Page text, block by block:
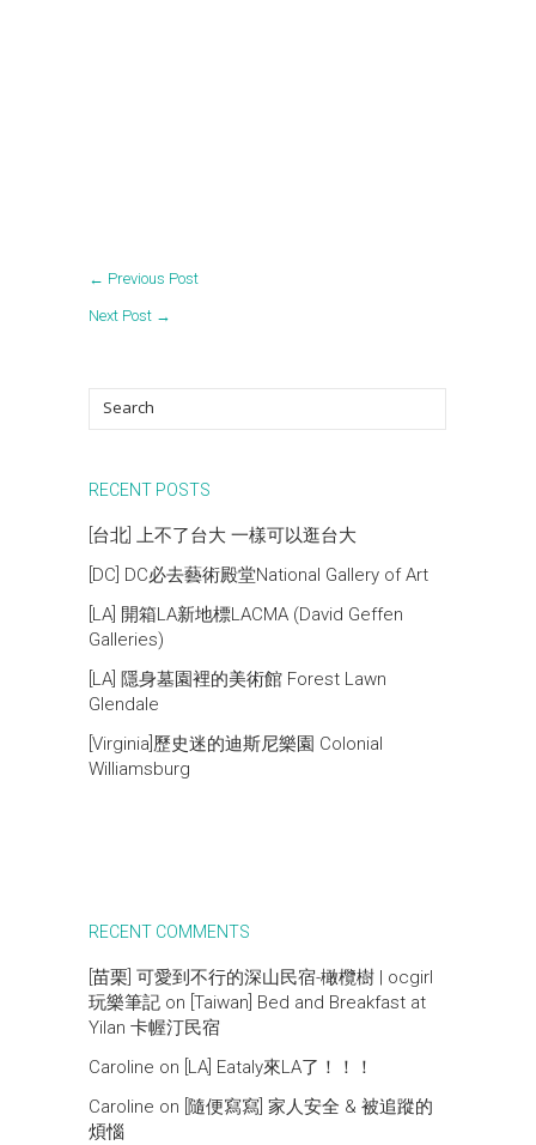
← Previous Post
Next Post →
RECENT POSTS
[台北] 上不了台大 一樣可以逛台大
[DC] DC必去藝術殿堂National Gallery of Art
[LA] 開箱LA新地標LACMA (David Geffen
Galleries)
[LA] 隱身墓園裡的美術館 Forest Lawn
Glendale
[Virginia]歷史迷的迪斯尼樂園 Colonial
Williamsburg
RECENT COMMENTS
[苗栗] 可愛到不行的深山民宿-橄欖樹 | ocgirl
玩樂筆記 on [Taiwan] Bed and Breakfast at
Yilan 卡幄汀民宿
Caroline on [LA] Eataly來LA了！！！
Caroline on [隨便寫寫] 家人安全 & 被追蹤的
煩惱